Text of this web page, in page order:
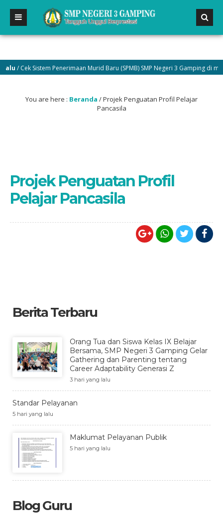
/ Cek Sistem Penerimaan Murid Baru (SPMB) SMP Negeri 3 Gamping di
You are here : Beranda /Projek Penguatan Profil Pelajar
Pancasila
Projek Penguatan Profil
Pelajar Pancasila
Berita Terbaru
Orang Tua dan Siswa Kelas IX Belajar
Bersama, SMP Negeri 3 Gamping Gelar
Gathering dan Parenting tentang
Career Adaptability Generasi Z
3 hari yang lalu
Standar Pelayanan
5 hari yang lalu
Maklumat Pelayanan Publik
5 hari yang lalu
Blog Guru